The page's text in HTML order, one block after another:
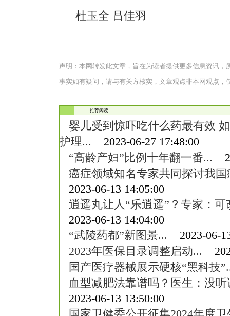
杜玉全 吕佳羽
声明：本网转发此文章，旨在为读者提供更多信息资讯，
事实如有疑问，请与有关方核实，文章观点非本网观点，
推荐阅读
婴儿受到惊吓吃什么药最有效
护理... 2023-06-27 17:48:00
“高龄产妇”比例十年翻一番...
癌症领域知名专家共同探讨我
2023-06-13 14:05:00
逍遥丸让人“乐逍遥”？专家：
2023-06-13 14:04:00
“武陵药都”新图景... 2023-06-
2023年医保目录调整启动...
国产医疗器械展示硬核“黑科技
血型减肥法靠谱吗？医生：没
2023-06-13 13:50:00